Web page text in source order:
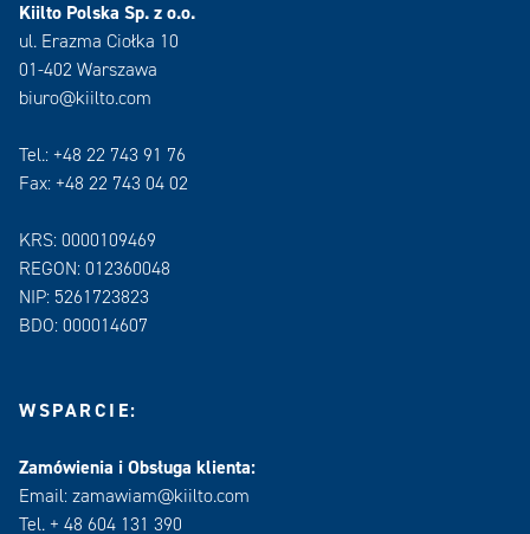
Kiilto Polska Sp. z o.o.
ul. Erazma Ciołka 10
01-402 Warszawa
biuro@kiilto.com
Tel.: +48 22 743 91 76
Fax: +48 22 743 04 02
KRS: 0000109469
REGON: 012360048
NIP: 5261723823
BDO: 000014607
WSPARCIE:
Zamówienia i Obsługa klienta:
Email: zamawiam@kiilto.com
Tel. + 48 604 131 390